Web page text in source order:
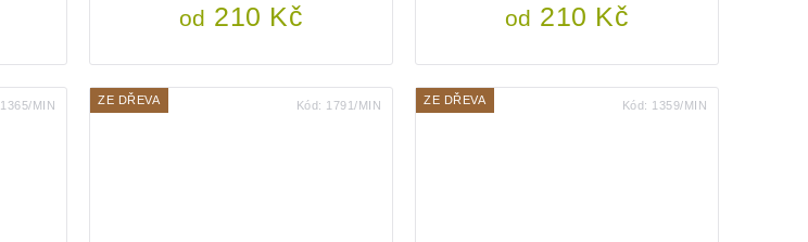
od 210 Kč od 210 Kč
1365/MIN ZE DŘEVA Kód: 1791/MIN ZE DŘEVA Kód: 1359/MIN